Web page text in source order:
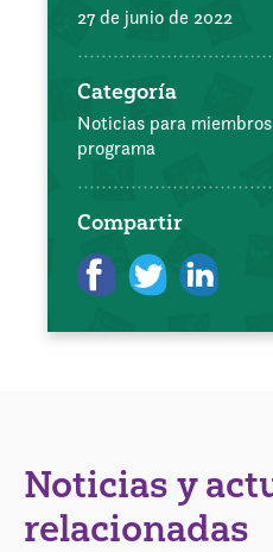
27 de junio de 2022
Categoría
Noticias para
programa
Compartir
Noticias y
relacionadas